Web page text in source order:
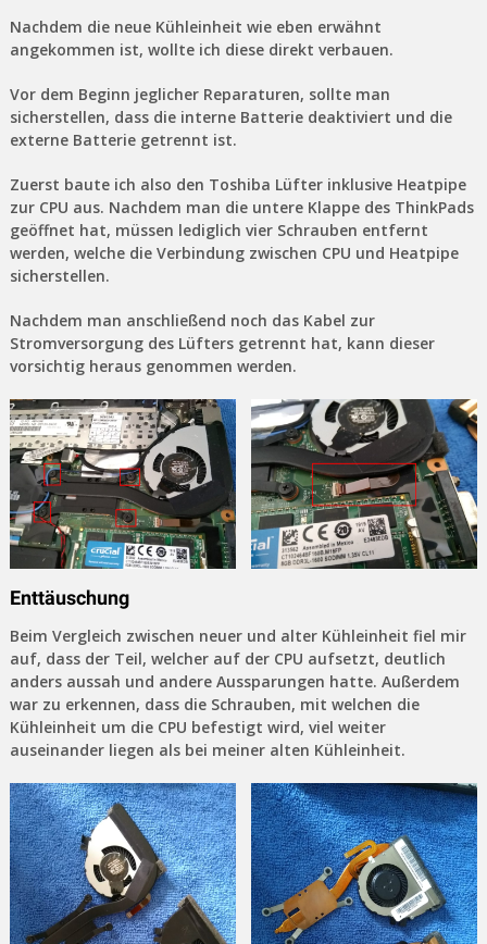
Nachdem die neue Kühleinheit wie eben erwähnt
angekommen ist, wollte ich diese direkt verbauen.
Vor dem Beginn jeglicher Reparaturen, sollte man
sicherstellen, dass die interne Batterie deaktiviert und die
externe Batterie getrennt ist.
Zuerst baute ich also den Toshiba Lüfter inklusive Heatpipe
zur CPU aus. Nachdem man die untere Klappe des ThinkPads
geöffnet hat, müssen lediglich vier Schrauben entfernt
werden, welche die Verbindung zwischen CPU und Heatpipe
sicherstellen.
Nachdem man anschließend noch das Kabel zur
Stromversorgung des Lüfters getrennt hat, kann dieser
vorsichtig heraus genommen werden.
Enttäuschung
Beim Vergleich zwischen neuer und alter Kühleinheit fiel mir
auf, dass der Teil, welcher auf der CPU aufsetzt, deutlich
anders aussah und andere Aussparungen hatte. Außerdem
war zu erkennen, dass die Schrauben, mit welchen die
Kühleinheit um die CPU befestigt wird, viel weiter
auseinander liegen als bei meiner alten Kühleinheit.